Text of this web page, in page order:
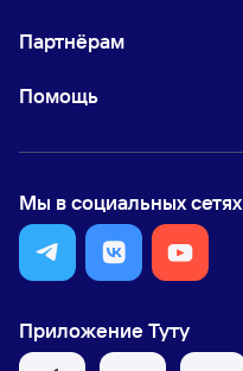
Партнёрам
Помощь
Мы в социальных сетях
Приложение Туту